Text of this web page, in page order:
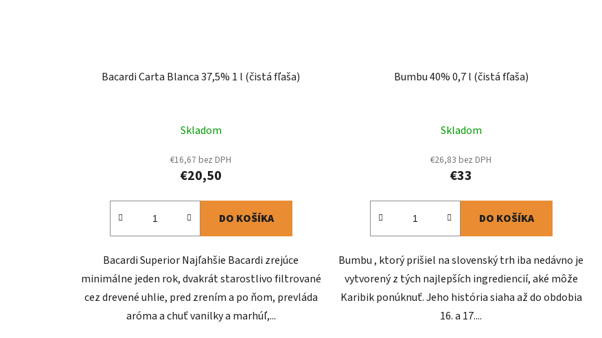
Bacardi Carta Blanca 37,5% 1 l (čistá fľaša)
Skladom
€16,67 bez DPH
€20,50
DO KOŠÍKA
Bacardi Superior Najľahšie Bacardi zrejúce
minimálne jeden rok, dvakrát starostlivo filtrované
cez drevené uhlie, pred zrením a po ňom, prevláda
aróma a chuť vanilky a marhúľ,...
Bumbu 40% 0,7 l (čistá fľaša)
Skladom
€26,83 bez DPH
€33
DO KOŠÍKA
Bumbu , ktorý prišiel na slovenský trh iba nedávno je
vytvorený z tých najlepších ingrediencií, aké môže
Karibik ponúknuť. Jeho história siaha až do obdobia
16. a 17....